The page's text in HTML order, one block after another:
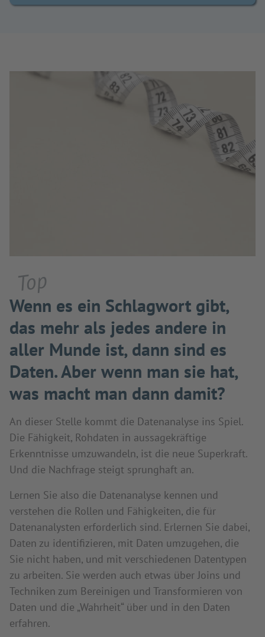
Top
Wenn es ein Schlagwort gibt,
das mehr als jedes andere in
aller Munde ist, dann sind es
Daten. Aber wenn man sie hat,
was macht man dann damit?
An dieser Stelle kommt die Datenanalyse ins Spiel.
Die Fähigkeit, Rohdaten in aussagekräftige
Erkenntnisse umzuwandeln, ist die neue Superkraft.
Und die Nachfrage steigt sprunghaft an.
Lernen Sie also die Datenanalyse kennen und
verstehen die Rollen und Fähigkeiten, die für
Datenanalysten erforderlich sind. Erlernen Sie dabei,
Daten zu identifizieren, mit Daten umzugehen, die
Sie nicht haben, und mit verschiedenen Datentypen
zu arbeiten. Sie werden auch etwas über Joins und
Techniken zum Bereinigen und Transformieren von
Daten und die „Wahrheit“ über und in den Daten
erfahren.